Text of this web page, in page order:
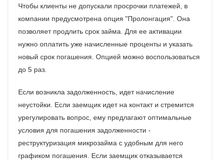
Чтобы клиенты не допускали просрочки платежей, в
компании предусмотрена опция "Пролонгация". Она
позволяет продлить срок займа. Для ее активации
нужно оплатить уже начисленные проценты и указать
новый срок погашения. Опцией можно воспользоваться
до 5 раз.
Если возникла задолженность, идет начисление
неустойки. Если заемщик идет на контакт и стремится
урегулировать вопрос, ему предлагают оптимальные
условия для погашения задолженности -
реструктуризация микрозайма с удобным для него
графиком погашения. Если заемщик отказывается